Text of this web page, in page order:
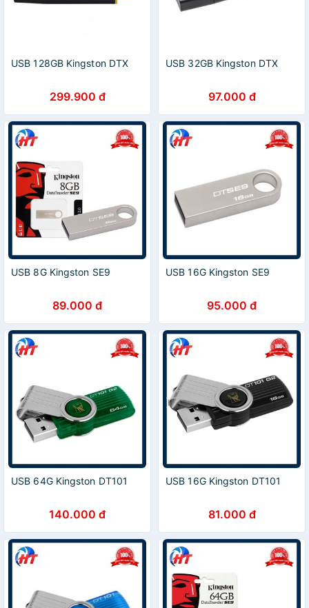
USB 128GB Kingston DTX
299.900 đ
USB 32GB Kingston DTX
97.000 đ
USB 8G Kingston SE9
89.000 đ
USB 16G Kingston SE9
95.000 đ
USB 64G Kingston DT101
140.000 đ
USB 16G Kingston DT101
81.000 đ